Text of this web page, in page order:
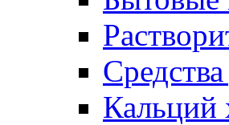
Кальций